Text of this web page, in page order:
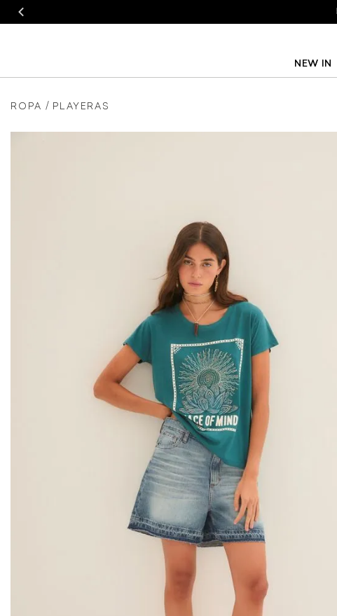
NEW IN
ROPA PLAYERAS